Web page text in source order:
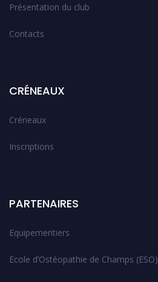
Présentation du club
Contacts
CRÉNEAUX
Créneaux
Inscriptions
PARTENAIRES
Equipementiers
Ecole d’Ostéopathie de Champs (ESO)